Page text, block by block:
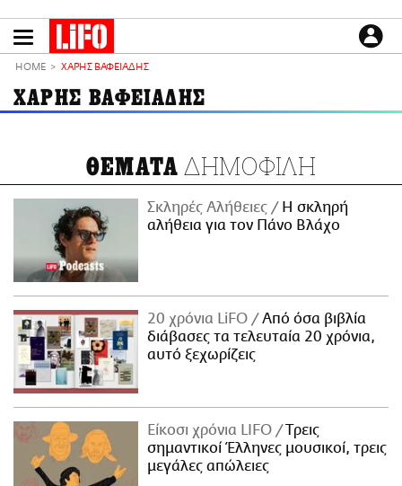
το
LIFO SHOP
NEWSLETTER
ΜΙΚΡΟΠΡΑΓΜΑΤΑ
THE GOOD LIFO
LIFOLAND
CITY GUIDE
ΑΜΠΑ
PRINT
ΕΙΔΗΣΕΙΣ
CULTURE
PODCASTS
Plus
HOME ΧΑΡΗΣ ΒΑΦΕΙΑΔΗΣ
ΧΑΡΗΣ ΒΑΦΕΙΑΔΗΣ
ΘΕΜΑΤΑ ΔΗΜΟΦΙΛΗ
Σκληρές Αλήθειες
H σκληρή
αλήθεια για τον Πάνο Βλάχο
20 χρόνια LiFO
Από όσα βιβλία
διάβασες τα τελευταία 20 χρόνια,
αυτό ξεχωρίζεις
Είκοσι χρόνια LIFO
Tρεις
σημαντικοί Έλληνες μουσικοί, τρεις
μεγάλες απώλειες